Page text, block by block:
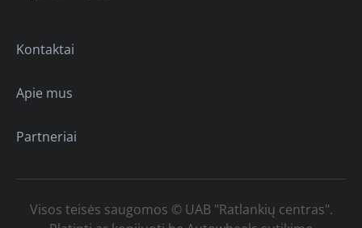
Kontaktai
Apie mus
Partneriai
Visos teisės saugomos © UAB "Ratlankių centras".